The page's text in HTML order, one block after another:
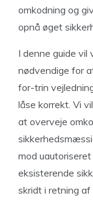
omkodning og
opnå øget
I denne guide
nødvendige for
for-trin
låse korrekt. Vi
at overveje
mod
eksisterende
skridt i retning af